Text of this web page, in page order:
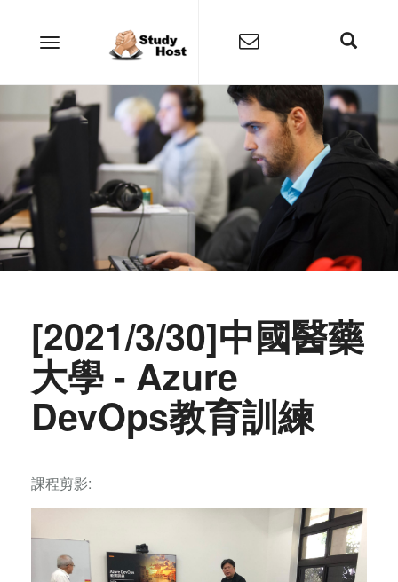
[2021/3/30]中國醫藥
大學 - Azure
DevOps教育訓練
課程剪影: